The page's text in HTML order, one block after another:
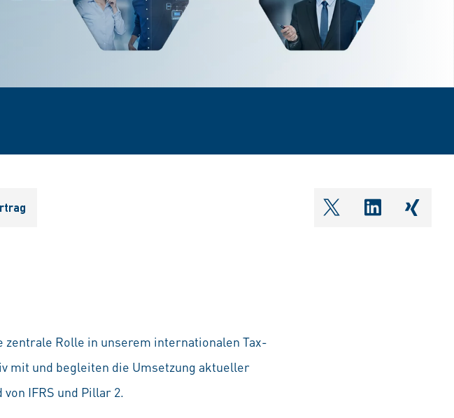
shareOntwitter
Rolle in unserem internationalen Tax-
mit und begleiten die Umsetzung aktueller
IFRS und Pillar 2.